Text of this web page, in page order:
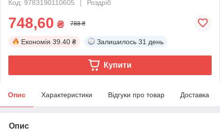
Код: 9783190110605
Роздріб
748,60 ₴ 788 ₴
Економія 39.40 ₴ Залишилось 31 день
Купити
Опис Характеристики Відгуки про товар Доставка
Опис